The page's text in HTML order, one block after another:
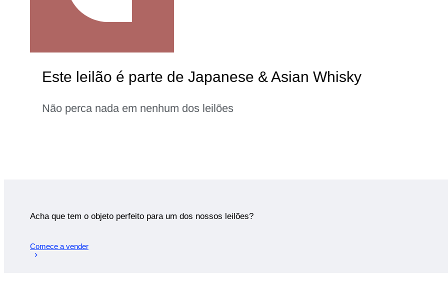
Este leilão é parte de Japanese & Asian Whisky
Não perca nada em nenhum dos leilões
Acha que tem o objeto perfeito para um dos nossos leilões?
Comece a vender